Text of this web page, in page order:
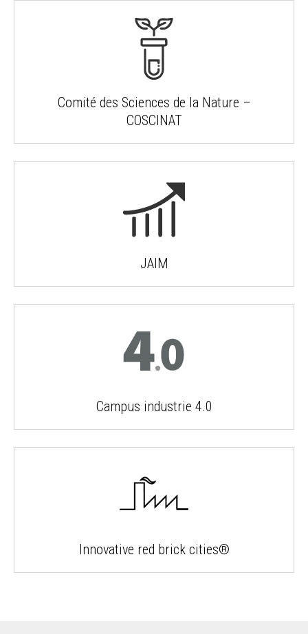
Comité des Sciences de la Nature –
COSCINAT
JAIM
Campus industrie 4.0
Innovative red brick cities®